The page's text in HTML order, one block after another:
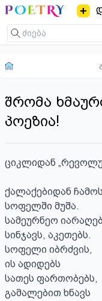
შრომა
პოეზია!
ციკლიდან
ქალაქებიდან
სოფელში მუშა.
სამეურნეო
სინჯავს, აკეთებს.
სოფელი იბრძვის,
ის ადიდებს
სათეს ფართობებს,
გამალებით ხნავს